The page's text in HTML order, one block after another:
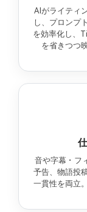
AIがライティ
し、プロンプ
を効率化し、
を省きつつ
音や字幕・フ
予告、物語投
一貫性を両立